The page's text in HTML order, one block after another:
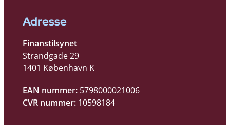
Adresse
Finanstilsynet
Strandgade 29
1401 København K
EAN nummer: 5798000021006
CVR nummer: 10598184